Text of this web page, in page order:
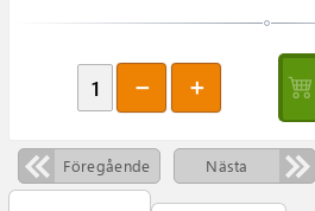
Föregående Nästa